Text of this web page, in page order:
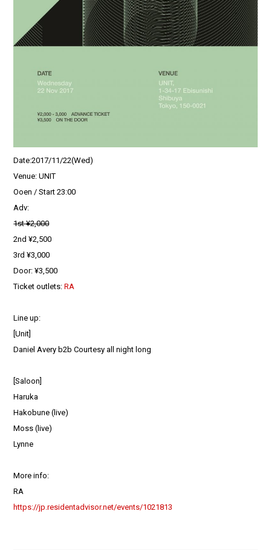
Date:2017/11/22(Wed)
Venue: UNIT
Ooen / Start 23:00
Adv:
1st ¥2,000
2nd ¥2,500
3rd ¥3,000
Door: ¥3,500
Ticket outlets:RA
Line up:
[Unit]
Daniel Avery b2b Courtesy all night long
[Saloon]
Haruka
Hakobune (live)
Moss (live)
Lynne
More info:
RA
https://jp.residentadvisor.net/events/1021813